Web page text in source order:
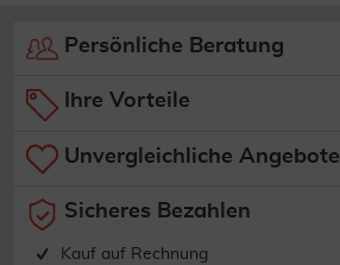
Persönliche Beratung
Ihre Vorteile
Unvergleichliche Angebote
Sicheres Bezahlen
Kauf auf Rechnung